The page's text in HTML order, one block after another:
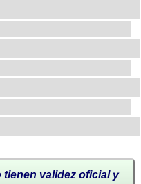
validez oficial y